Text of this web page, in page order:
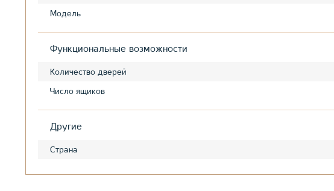
Модель
Функциональные возможности
Количество дверей
Число ящиков
Другие
Страна